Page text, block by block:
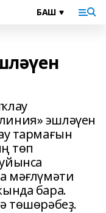
эшләүен
тармағын
төп
мәғлүмәти
бара.
төшөрәбеҙ.